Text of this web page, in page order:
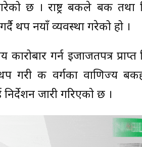
छ । राष्ट्र बैंकले बैंक तथा
थप नयाँ व्यवस्था गरेको हो ।
कारोबार गर्न इजाजतपत्र
गरी क वर्गका वाणिज्य
जारी गरिएको छ ।